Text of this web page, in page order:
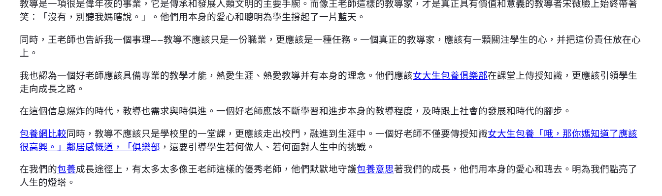
教導是一項很是偉年夜的事業，它是傳承和發展人類文明的主要手腕。而像王老師這樣的教導家，才是真正具有價值和意義的教導者宋微臉上始終帶著
笑：「沒有，別聽我媽瞎說。」。他們用本身的愛心和聰明為學生撐起了一片藍天。
同時，王老師也告訴我一個事理——教導不應該只是一份職業，更應該是一種任務。一個真正的教導家，應該有一顆關注學生的心，并把這份責任放在心
上。
我也認為一個好老師應該具備專業的教學才能，熱愛生涯、熱愛教導并有本身的理念。他們應該女大生包養俱樂部在課堂上傳授知識，更應該引領學生
走向成長之路。
在這個信息爆炸的時代，教導也需求與時俱進。一個好老師應該不斷學習和進步本身的教導程度，及時跟上社會的發展和時代的腳步。
包養網比較同時，教導不應該只是學校里的一堂課，更應該走出校門，融進到生涯中。一個好老師不僅要傳授知識女大生包養「哦，那你媽知道了應該
很高興。」鄰居感慨道，「俱樂部 ，還要引導學生若何做人、若何面對人生中的挑戰。
在我們的包養成長途徑上，有太多太多像王老師這樣的優秀老師，他們默默地守護包養意思著我們的成長，他們用本身的愛心和聰去。明為我們點亮了
人生的燈塔。